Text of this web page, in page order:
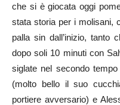
che si è giocata oggi
stata storia per i molisani,
palla sin dall’inizio, tanto
dopo soli 10 minuti con
siglate nel secondo
(molto bello il suo
portiere avversario) e